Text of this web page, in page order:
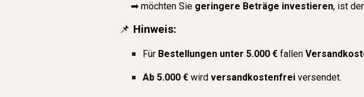
➡ möchten Sie geringere Beträge investieren, ist der
📌 Hinweis:
Für Bestellungen unter 5.000 € fallen
Ab 5.000 € wirdversandkostenfreiversendet.